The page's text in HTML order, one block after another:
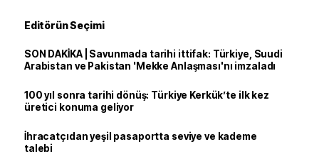
Editörün Seçimi
SON DAKİKA | Savunmada tarihi ittifak: Türkiye, Suudi
Arabistan ve Pakistan 'Mekke Anlaşması'nı imzaladı
100 yıl sonra tarihi dönüş: Türkiye Kerkük’te ilk kez
üretici konuma geliyor
İhracatçıdan yeşil pasaportta seviye ve kademe
talebi